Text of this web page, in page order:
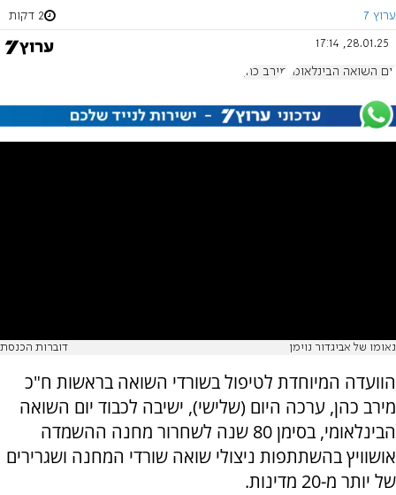
ערוץ 7 2 דקות
28.01.25, 17:14
יום השואה הבינלאומי מירב כהן
נאומו של אביגדור נוימן דוברות הכנסת
הוועדה המיוחדת לטיפול בשורדי השואה בראשות ח"כ
מירב כהן, ערכה היום (שלישי), ישיבה לכבוד יום השואה
הבינלאומי, בסימן 80 שנה לשחרור מחנה ההשמדה
אושוויץ בהשתתפות ניצולי שואה שורדי המחנה ושגרירים
של יותר מ-20 מדינות.